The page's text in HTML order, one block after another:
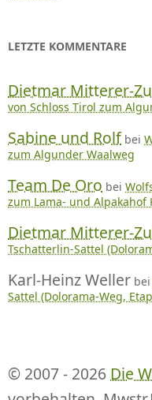
LETZTE KOMMENTARE
Dietmar Mitterer-
von Schloss Tirol zum
Sabine und Rolf bei
zum Algunder Waalweg
Team De Oro bei
zum Lama- und Alpakahof
Dietmar Mitterer-
Tschatterlin-Sattel
Karl-Heinz Weller bei
Sattel (Dolorama-Weg,
© 2007 - 2026 Die